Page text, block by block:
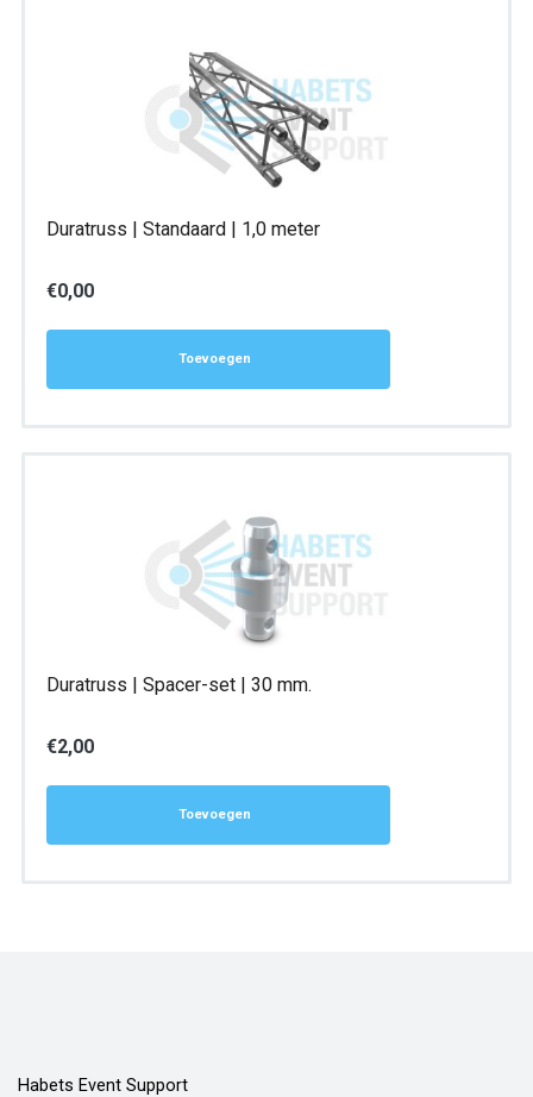
Duratruss | Standaard | 1,0 meter
€0,00
Toevoegen
Duratruss | Spacer-set | 30 mm.
€2,00
Toevoegen
Habets Event Support